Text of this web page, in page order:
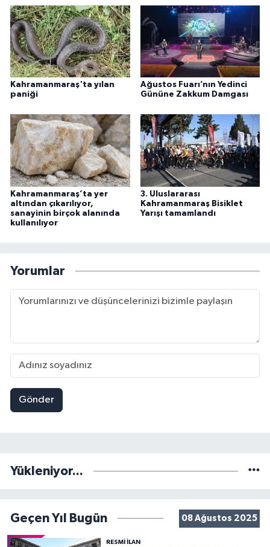
Kahramanmaraş'ta yılan
paniği
Ağustos Fuarı’nın Yedinci
Gününe Zakkum Damgası
Kahramanmaraş’ta yer
altından çıkarılıyor,
sanayinin birçok alanında
kullanılıyor
3. Uluslararası
Kahramanmaraş Bisiklet
Yarışı tamamlandı
Yorumlar
Gönder
Yükleniyor...
Geçen Yıl Bugün 08 Ağustos 2025
RESMİ İLAN